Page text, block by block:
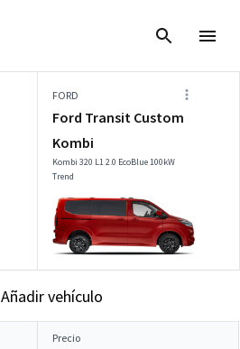
FORD
Ford Transit Custom
Kombi
Kombi 320 L1 2.0 EcoBlue 100kW
Trend
Añadir vehículo
Precio